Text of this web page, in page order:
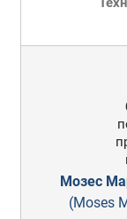
Мозес
(Moses